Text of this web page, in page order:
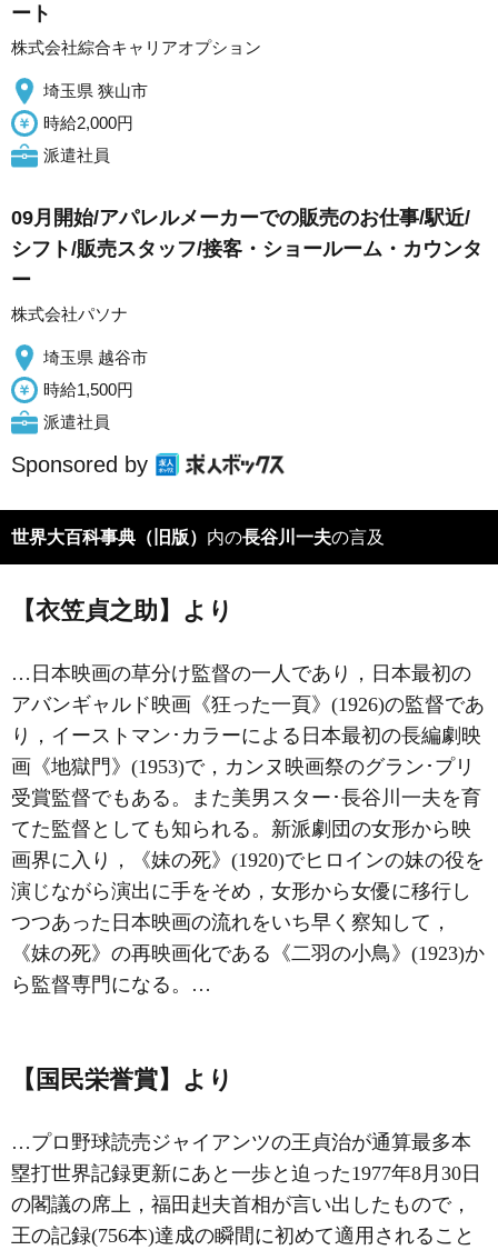
ート
株式会社綜合キャリアオプション
埼玉県 狭山市
時給2,000円
派遣社員
09月開始/アパレルメーカーでの販売のお仕事/駅近/
シフト/販売スタッフ/接客・ショールーム・カウンタ
ー
株式会社パソナ
埼玉県 越谷市
時給1,500円
派遣社員
Sponsored by
世界大百科事典（旧版） 内の長谷川一夫の言及
【衣笠貞之助】より
…日本映画の草分け監督の一人であり，日本最初の
アバンギャルド映画《狂った一頁》(1926)の監督であ
り，イーストマン･カラーによる日本最初の長編劇映
画《地獄門》(1953)で，カンヌ映画祭のグラン･プリ
受賞監督でもある。また美男スター･長谷川一夫を育
てた監督としても知られる。新派劇団の女形から映
画界に入り，《妹の死》(1920)でヒロインの妹の役を
演じながら演出に手をそめ，女形から女優に移行し
つつあった日本映画の流れをいち早く察知して，
《妹の死》の再映画化である《二羽の小鳥》(1923)か
ら監督専門になる。…
【国民栄誉賞】より
…プロ野球読売ジャイアンツの王貞治が通算最多本
塁打世界記録更新にあと一歩と迫った1977年8月30日
の閣議の席上，福田赳夫首相が言い出したもので，
王の記録(756本)達成の瞬間に初めて適用されること